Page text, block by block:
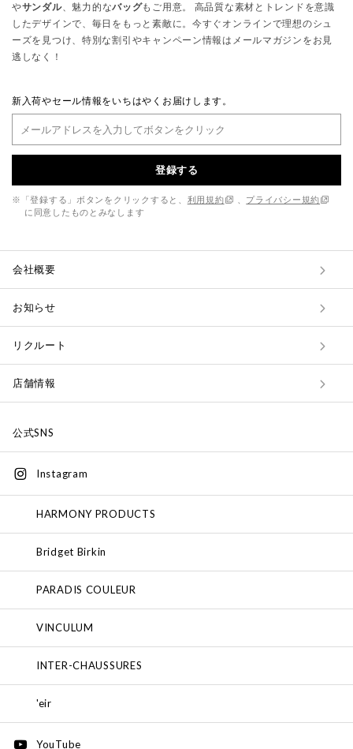
やサンダル、魅力的なバッグもご用意。 高品質な素材とトレンドを意識
したデザインで、毎日をもっと素敵に。今すぐオンラインで理想のシュ
ーズを見つけ、特別な割引やキャンペーン情報はメールマガジンをお見
逃しなく！
新入荷やセール情報をいちはやくお届けします。
登録する
※「登録する」ボタンをクリックすると、 利用規約
プライバシー規約
に同意したものとみなします
会社概要
お知らせ
リクルート
店舗情報
公式SNS
Instagram
HARMONY PRODUCTS
Bridget Birkin
PARADIS COULEUR
VINCULUM
INTER-CHAUSSURES
'eir
YouTube